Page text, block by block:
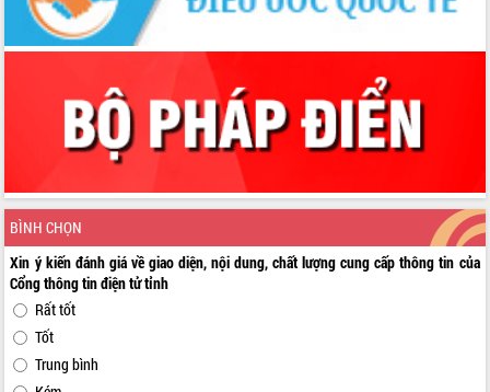
BÌNH CHỌN
Xin ý kiến đánh giá về giao diện, nội dung, chất lượng cung cấp thông tin của
Cổng thông tin điện tử tỉnh
Rất tốt
Tốt
Trung bình